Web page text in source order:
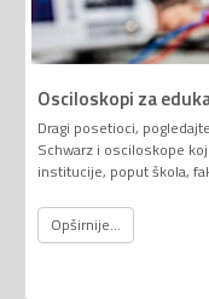
Osciloskopi za
Dragi posetioci,
Schwarz i osciloskope
institucije, poput škola,
Opširnije...